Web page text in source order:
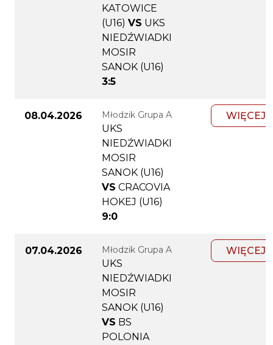
KATOWICE
(U16) VS UKS
NIEDŹWIADKI
MOSIR
SANOK (U16)
3:5
08.04.2026 Młodzik Grupa A
UKS
NIEDŹWIADKI
MOSIR
SANOK (U16)
VS CRACOVIA
HOKEJ (U16)
9:0
WIĘCEJ
07.04.2026 Młodzik Grupa A
UKS
NIEDŹWIADKI
MOSIR
SANOK (U16)
VS BS
POLONIA
WIĘCEJ